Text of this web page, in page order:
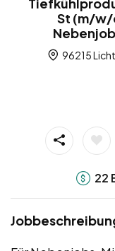
St (m/w/
96215
22